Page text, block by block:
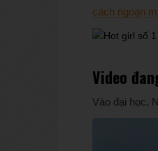
cách ngoạn
Video
Vào đại học,